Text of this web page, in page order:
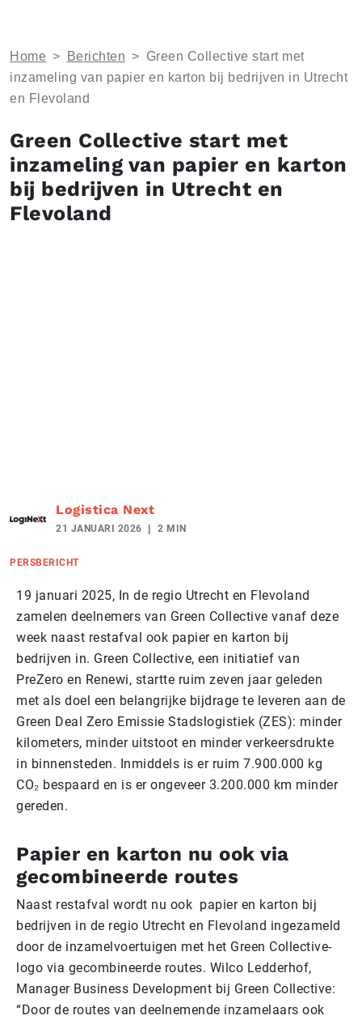
Home > Berichten > Green Collective start met
inzameling van papier en karton bij bedrijven in Utrecht
en Flevoland
Green Collective start met
inzameling van papier en karton
bij bedrijven in Utrecht en
Flevoland
Logistica Next
21 JANUARI 2026 2 MIN
PERSBERICHT
19 januari 2025, In de regio Utrecht en Flevoland
zamelen deelnemers van Green Collective vanaf deze
week naast restafval ook papier en karton bij
bedrijven in. Green Collective, een initiatief van
PreZero en Renewi, startte ruim zeven jaar geleden
met als doel een belangrijke bijdrage te leveren aan de
Green Deal Zero Emissie Stadslogistiek (ZES): minder
kilometers, minder uitstoot en minder verkeersdrukte
in binnensteden. Inmiddels is er ruim 7.900.000 kg
CO₂ bespaard en is er ongeveer 3.200.000 km minder
gereden.
Papier en karton nu ook via
gecombineerde routes
Naast restafval wordt nu ook papier en karton bij
bedrijven in de regio Utrecht en Flevoland ingezameld
door de inzamelvoertuigen met het Green Collective-
logo via gecombineerde routes. Wilco Ledderhof,
Manager Business Development bij Green Collective:
“Door de routes van deelnemende inzamelaars ook